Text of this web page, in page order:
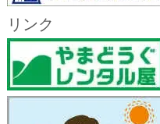
リンク